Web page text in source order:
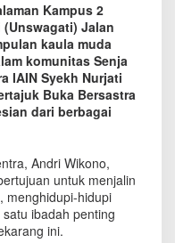
Kampus 2
Jalan
kaula muda
komunitas Senja
IAIN Syekh Nurjati
Buka Bersastra
dari berbagai
Andri Wikono,
untuk menjalin
menghidupi-hidupi
ibadah penting
ini.